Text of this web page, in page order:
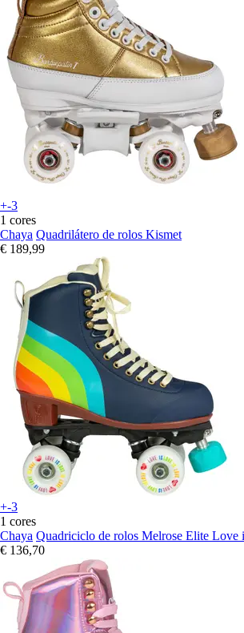
+-3
1 cores
Chaya Quadrilátero de rolos Kismet
€ 189,99
+-3
1 cores
Chaya Quadriciclo de rolos Melrose Elite Love
€ 136,70